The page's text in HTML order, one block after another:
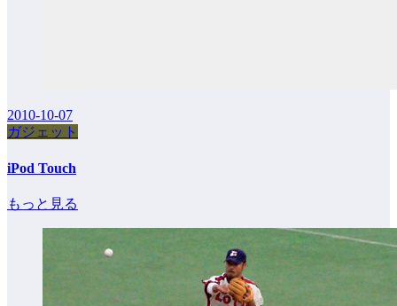
2010-10-07
ガジェット
iPod Touch
もっと見る